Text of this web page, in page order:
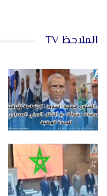
الملاحظ TV